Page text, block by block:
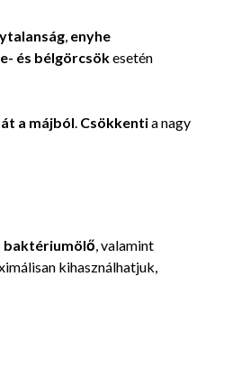
, enyhe
és bélgörcsökesetén
a májból. Csökkentia nagy
baktériumölő, valamint
kihasználhatjuk,